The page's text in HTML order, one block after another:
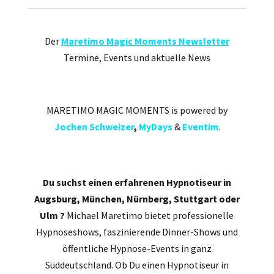
Der Maretimo Magic Moments Newsletter
Termine, Events und aktuelle News
MARETIMO MAGIC MOMENTS is powered by
Jochen Schweizer, MyDays & Eventim.
Du suchst einen erfahrenen Hypnotiseur in
Augsburg, München, Nürnberg, Stuttgart oder
Ulm ? Michael Maretimo bietet professionelle
Hypnoseshows, faszinierende Dinner-Shows und
öffentliche Hypnose-Events in ganz
Süddeutschland. Ob Du einen Hypnotiseur in